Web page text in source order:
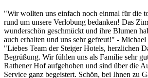
"Wir wollten uns einfach noch einmal für die
rund um unsere Verlobung bedanken! Das
wunderschön geschmückt und ihre Blumen
auch erhalten und uns sehr gefreut!" -
"Liebes Team der Steiger Hotels, herzlichen
Begrüßung. Wir fühlen uns als Familie sehr
Rathener Hof aufgehoben und sind über die
Service ganz begeistert. Schön, bei Ihnen zu